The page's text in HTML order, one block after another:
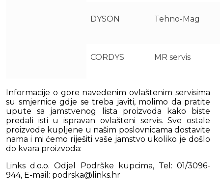
DYSON Tehno-Mag
CORDYS MR servis
Informacije o gore navedenim ovlaštenim servisima
su smjernice gdje se treba javiti, molimo da pratite
upute sa jamstvenog lista proizvoda kako biste
predali isti u ispravan ovlašteni servis. Sve ostale
proizvode kupljene u našim poslovnicama dostavite
nama i mi ćemo riješiti vaše jamstvo ukoliko je došlo
do kvara proizvoda:
Links d.o.o. Odjel Podrške kupcima, Tel: 01/3096-
944, E-mail: podrska@links.hr